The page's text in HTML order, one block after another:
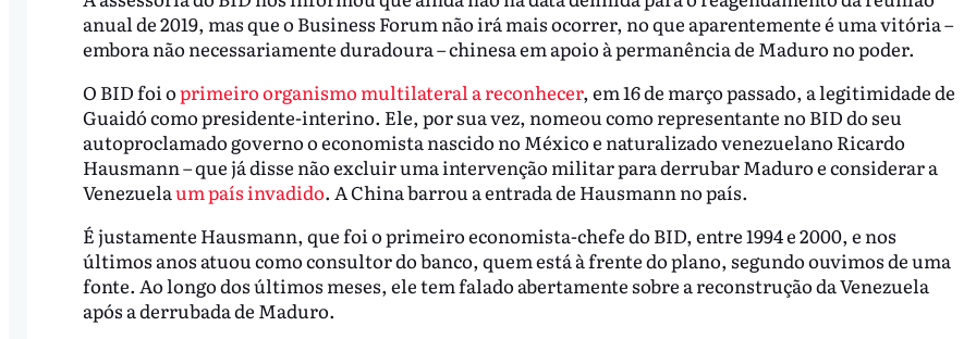
anual de 2019, mas que o Business Forum não irá mais ocorrer, no que aparentemente é uma vitória –
embora não necessariamente duradoura – chinesa em apoio à permanência de Maduro no poder.
O BID foi oprimeiro organismo multilateral a reconhecer, em 16 de março passado, a legitimidade de
Guaidó como presidente-interino. Ele, por sua vez, nomeou como representante no BID do seu
autoproclamado governo o economista nascido no México e naturalizado venezuelano Ricardo
Hausmann – que já disse não excluir uma intervenção militar para derrubar Maduro e considerar a
Venezuelaum país invadido. A China barrou a entrada de Hausmann no país.
É justamente Hausmann, que foi o primeiro economista-chefe do BID, entre 1994 e 2000, e nos
últimos anos atuou como consultor do banco, quem está à frente do plano, segundo ouvimos de uma
fonte. Ao longo dos últimos meses, ele tem falado abertamente sobre a reconstrução da Venezuela
após a derrubada de Maduro.